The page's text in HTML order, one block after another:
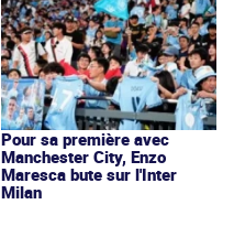
Pour sa première avec
Manchester City, Enzo
Maresca bute sur l'Inter
Milan